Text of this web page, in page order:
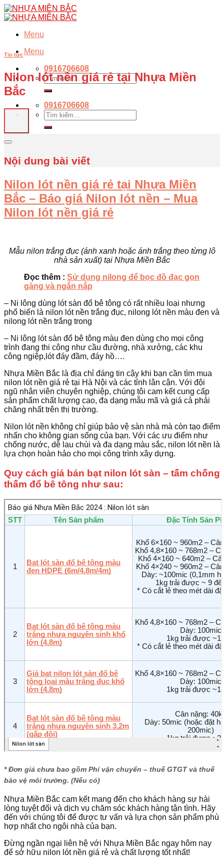
Skip
to
Menu
Menu
0916706608
Tìm
kiếm:
0916706608
Tìm
kiếm:
Tin tức
Nilon lót nền giá rẻ tại Nhựa Miền
Bắc
Nội dung bài viết
Nilon lót nền giá rẻ tại Nhựa Miền
Bắc – Báo giá Nilon lót nền – Mua
Nilon lót nền giá rẻ
Mẫu nilon trắng đục (ánh xanh hoặc ánh trắng theo từng lô
nhà sản xuất) tại Nhựa Miền Bắc
Đọc thêm : Sử dụng nilong để bọc đồ đạc gọn
gàng và ngắn nắp
– Ni lông dùng lót sàn đổ bê tông có rất nhiều loại nhưng
phổ biến là nilon lót nền trắng đục, nilong lót nền màu đen và
nilong lót nền trắng trong
– Ni lông lót sàn đổ bê tông màu đen dùng cho mọi công
trình đang thi công như cầu đường, nhà xưởng, các khu
công ngiệp,lót đáy đầm, đáy hồ….
Nhựa Miền Bắc là địa chỉ đáng tin cậy khi bạn cần tìm mua
nilon lót nền giá rẻ tại Hà Nội và các tỉnh lân cận. Với đội
ngũ nhân viên chuyên nghiệp, chúng tôi cam kết cung cấp
sản phẩm chất lượng cao, đa dạng mẫu mã và giá cả phải
chăng nhất trên thị trường.
Nilon lót nền không chỉ giúp bảo vệ sàn nhà mà còn tạo điểm
nhấn cho không gian sống của bạn. Với các ưu điểm như
chống nước, dễ lau chùi và đa dạng màu sắc, nilon lót nền là
lựa chọn hoàn hảo cho mọi công trình xây dựng.
Quy cách giá bán bạt nilon lót sàn – tấm chống
thấm đổ bê tông như sau:
* Đơn giá chưa bao gồm Phí vận chuyển – thuế GTGT và thuế
bảo vệ môi trường. (Nếu có)
Nhựa Miền Bắc cam kết mang đến cho khách hàng sự hài
lòng tuyệt đối và dịch vụ chăm sóc khách hàng tận tình. Hãy
đến với chúng tôi để được tư vấn và lựa chọn sản phẩm phù
hợp nhất cho ngôi nhà của bạn.
Đừng ngần ngại liên hệ với Nhựa Miền Bắc ngay hôm nay
để sở hữu nilon lót nền giá rẻ và chất lượng tốt nhất!